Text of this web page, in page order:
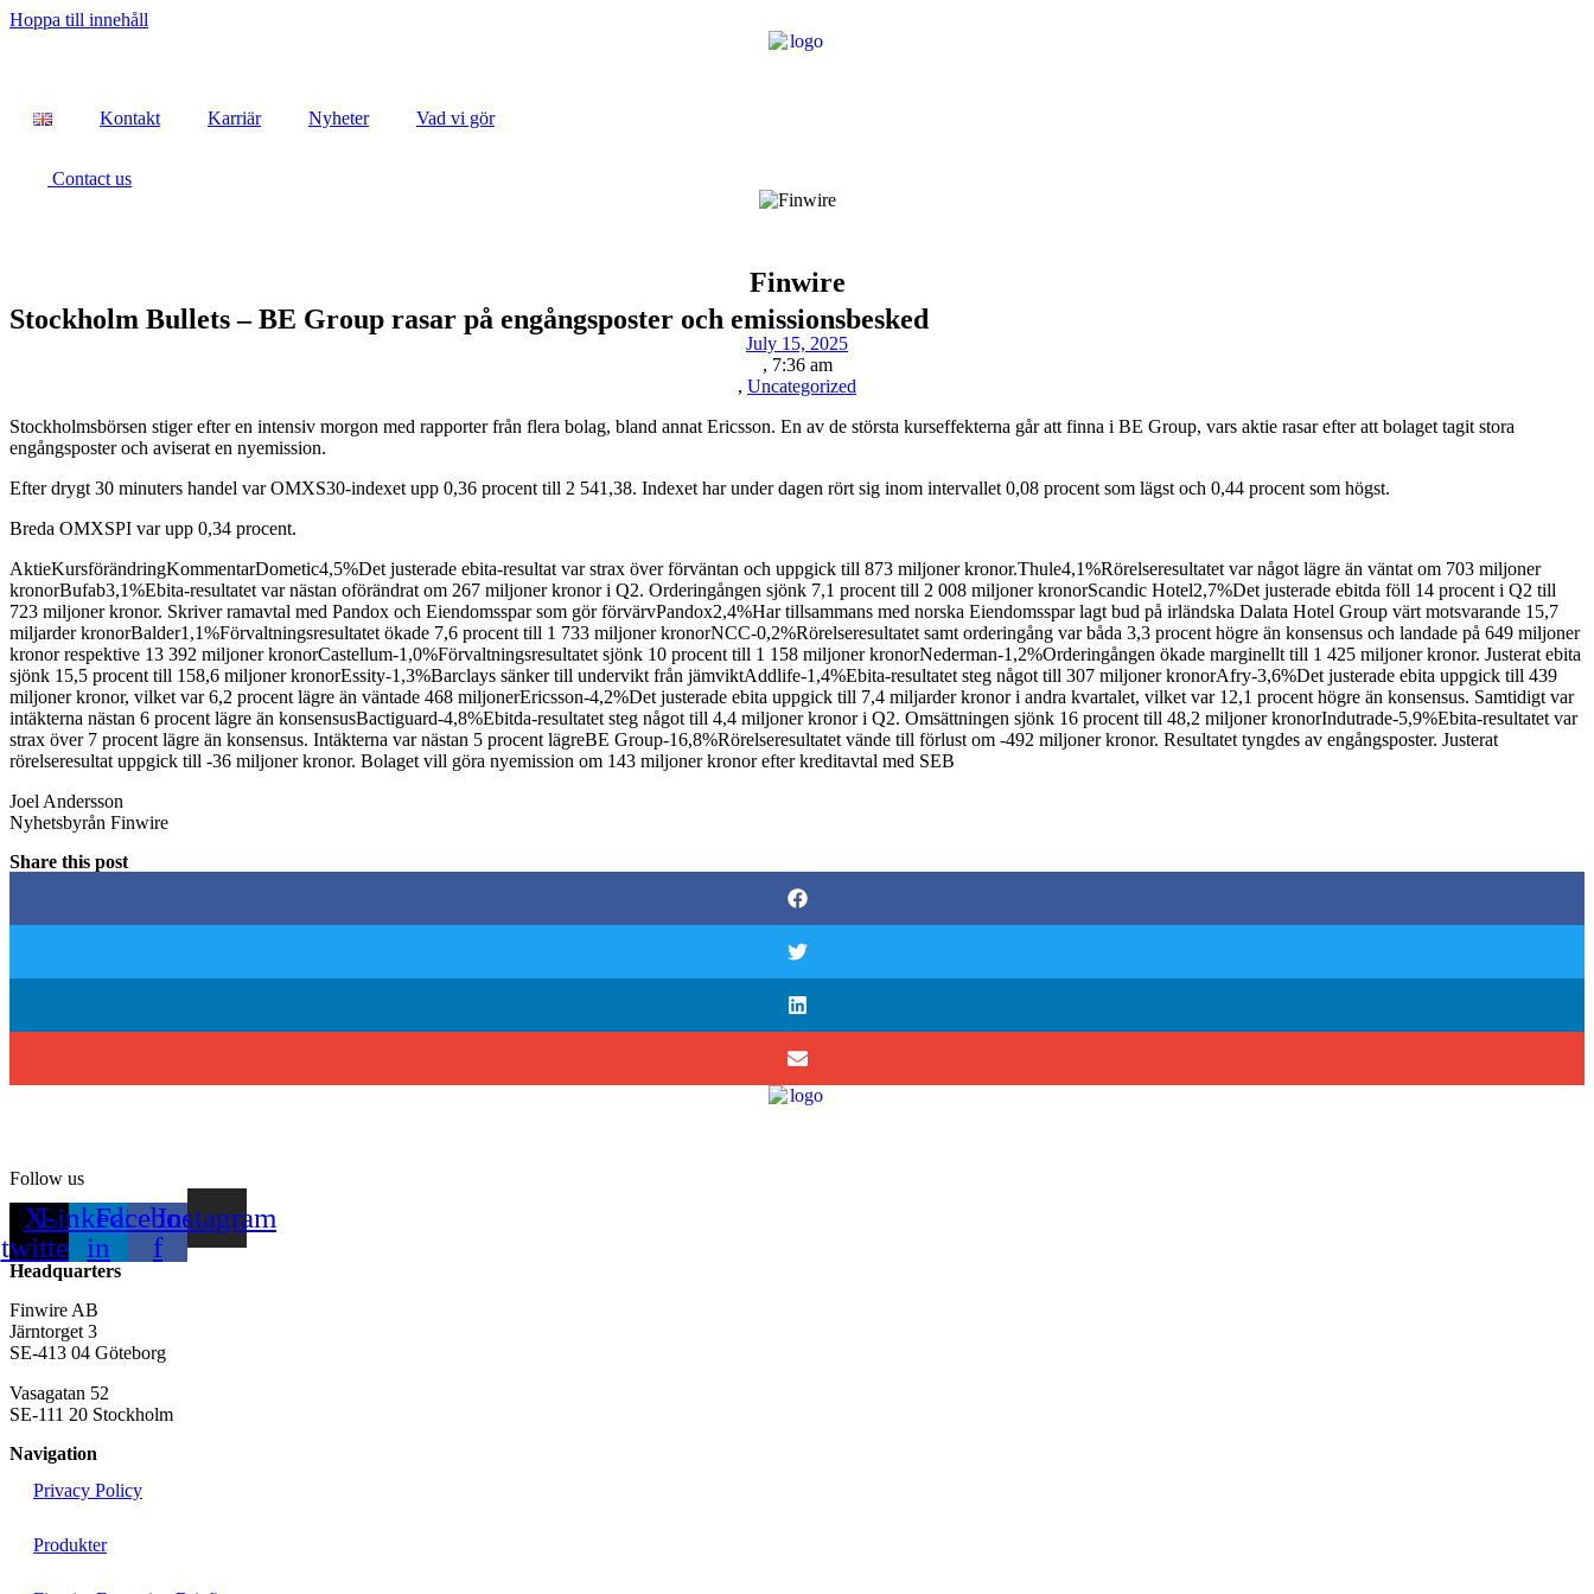
Hoppa till innehåll
Kontakt Karriär Nyheter Vad vi gör
Contact us
Finwire
Stockholm Bullets – BE Group rasar på engångsposter och emissionsbesked
July 15, 2025
, 7:36 am
, Uncategorized
Stockholmsbörsen stiger efter en intensiv morgon med rapporter från flera bolag, bland annat Ericsson. En av de största kurseffekterna går att finna i BE Group, vars aktie rasar efter att bolaget tagit stora
engångsposter och aviserat en nyemission.
Efter drygt 30 minuters handel var OMXS30-indexet upp 0,36 procent till 2 541,38. Indexet har under dagen rört sig inom intervallet 0,08 procent som lägst och 0,44 procent som högst.
Breda OMXSPI var upp 0,34 procent.
AktieKursförändringKommentarDometic4,5%Det justerade ebita-resultat var strax över förväntan och uppgick till 873 miljoner kronor.Thule4,1%Rörelseresultatet var något lägre än väntat om 703 miljoner
kronorBufab3,1%Ebita-resultatet var nästan oförändrat om 267 miljoner kronor i Q2. Orderingången sjönk 7,1 procent till 2 008 miljoner kronorScandic Hotel2,7%Det justerade ebitda föll 14 procent i Q2 till
723 miljoner kronor. Skriver ramavtal med Pandox och Eiendomsspar som gör förvärvPandox2,4%Har tillsammans med norska Eiendomsspar lagt bud på irländska Dalata Hotel Group värt motsvarande 15,7
miljarder kronorBalder1,1%Förvaltningsresultatet ökade 7,6 procent till 1 733 miljoner kronorNCC-0,2%Rörelseresultatet samt orderingång var båda 3,3 procent högre än konsensus och landade på 649 miljoner
kronor respektive 13 392 miljoner kronorCastellum-1,0%Förvaltningsresultatet sjönk 10 procent till 1 158 miljoner kronorNederman-1,2%Orderingången ökade marginellt till 1 425 miljoner kronor. Justerat ebita
sjönk 15,5 procent till 158,6 miljoner kronorEssity-1,3%Barclays sänker till undervikt från jämviktAddlife-1,4%Ebita-resultatet steg något till 307 miljoner kronorAfry-3,6%Det justerade ebita uppgick till 439
miljoner kronor, vilket var 6,2 procent lägre än väntade 468 miljonerEricsson-4,2%Det justerade ebita uppgick till 7,4 miljarder kronor i andra kvartalet, vilket var 12,1 procent högre än konsensus. Samtidigt var
intäkterna nästan 6 procent lägre än konsensusBactiguard-4,8%Ebitda-resultatet steg något till 4,4 miljoner kronor i Q2. Omsättningen sjönk 16 procent till 48,2 miljoner kronorIndutrade-5,9%Ebita-resultatet var
strax över 7 procent lägre än konsensus. Intäkterna var nästan 5 procent lägreBE Group-16,8%Rörelseresultatet vände till förlust om -492 miljoner kronor. Resultatet tyngdes av engångsposter. Justerat
rörelseresultat uppgick till -36 miljoner kronor. Bolaget vill göra nyemission om 143 miljoner kronor efter kreditavtal med SEB
Joel Andersson
Nyhetsbyrån Finwire
Share this post
Follow us
X-
twitter
Linkedin-
in
Facebook-
f
Instagram
Headquarters
Finwire AB
Järntorget 3
SE-413 04 Göteborg
Vasagatan 52
SE-111 20 Stockholm
Navigation
Privacy Policy
Produkter